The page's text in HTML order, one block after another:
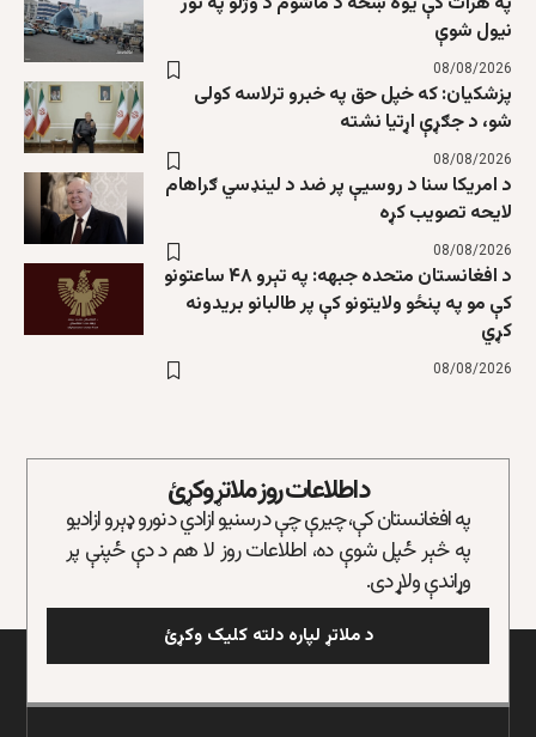
نیول شوې
08/08/2026
پزشکیان: که خپل حق په خبرو ترلاسه کولی
شو، د جګړې اړتیا نشته
08/08/2026
د امریکا سنا د روسیې پر ضد د لینډسي ګراهام
لایحه تصویب کړه
08/08/2026
د افغانستان متحده جبهه: په تېرو ۴۸ ساعتونو
کې مو په پنځو ولایتونو کې پر طالبانو بریدونه
کړي
08/08/2026
د اطلاعات روز ملاتړ وکړئ
په افغانستان کې، چیرې چې د رسنیو ازادي د نورو ډېرو ازادیو
په څېر ځپل شوې ده، اطلاعات روز لا هم د دې ځپنې پر
وړاندې ولاړ دی.
د ملاتړ لپاره دلته کلیک وکړئ